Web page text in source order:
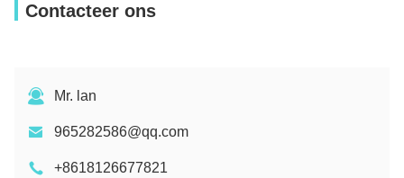
Contacteer ons
Mr. lan
965282586@qq.com
+8618126677821